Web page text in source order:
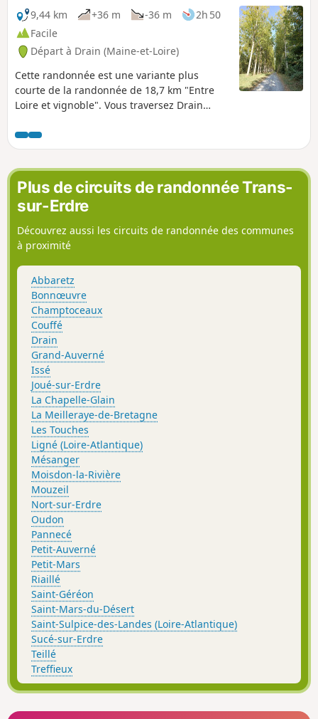
têtard, sont exceptionnellement bien
conservées.
9,44 km
+36 m -36 m
2h 50
Facile
Départ à Drain (Maine-et-Loire)
Cette randonnée est une variante plus
courte de la randonnée de 18,7 km "Entre
Loire et vignoble". Vous traversez Drain
vignobles. Prenez le temps d'observer la
faune et la flore typique à chacun de ces
environnements ainsi que le panorama
dégagé sur les vallées de Loire tandis que
vous traversez les vignobles de Drain.
Plus de circuits de randonnée Trans-
sur-Erdre
Découvrez aussi les circuits de randonnée des communes
à proximité
Abbaretz
Bonnœuvre
Champtoceaux
Couffé
Drain
Grand-Auverné
Issé
Joué-sur-Erdre
La Chapelle-Glain
La Meilleraye-de-Bretagne
Les Touches
Ligné (Loire-Atlantique)
Mésanger
Moisdon-la-Rivière
Mouzeil
Nort-sur-Erdre
Oudon
Pannecé
Petit-Auverné
Petit-Mars
Riaillé
Saint-Géréon
Saint-Mars-du-Désert
Saint-Sulpice-des-Landes (Loire-Atlantique)
Sucé-sur-Erdre
Teillé
Treffieux